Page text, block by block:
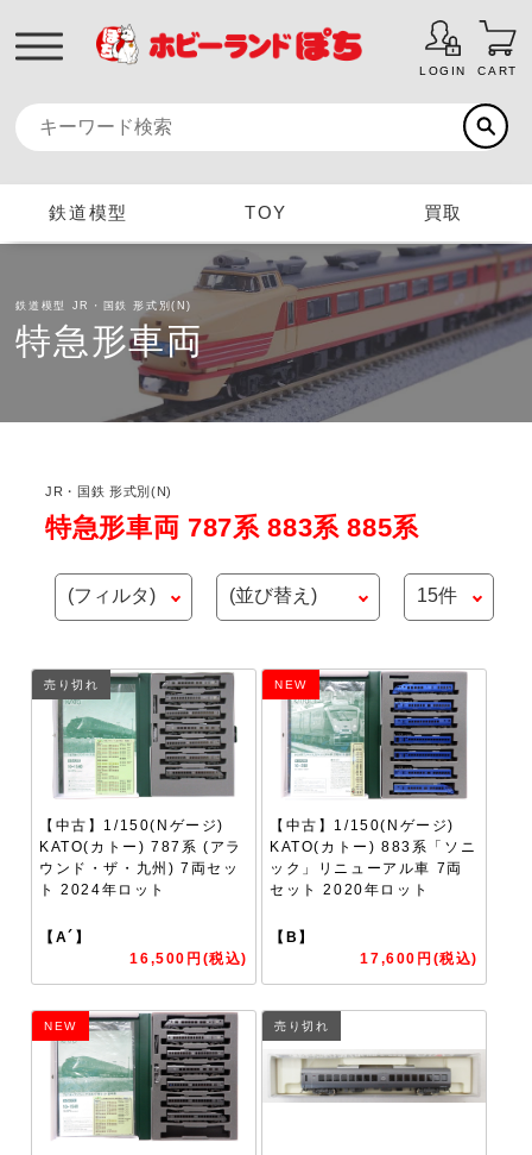
LOGIN CART
鉄道模型 TOY 買取
鉄道模型 JR・国鉄 形式別(N)
特急形車両
JR・国鉄 形式別(N)
特急形車両 787系 883系 885系
売り切れ
【中古】1/150(Nゲージ)
KATO(カトー) 787系 (アラ
ウンド・ザ・九州) 7両セッ
ト 2024年ロット
【A´】
16,500円(税込)
NEW
【中古】1/150(Nゲージ)
KATO(カトー) 883系「ソニ
ック」リニューアル車 7両
セット 2020年ロット
【B】
17,600円(税込)
NEW 売り切れ